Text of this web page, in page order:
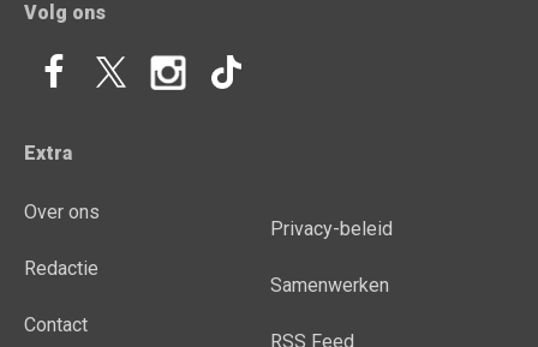
Volg ons
Extra
Over ons
Redactie
Contact
Privacy-beleid
Samenwerken
RSS Feed